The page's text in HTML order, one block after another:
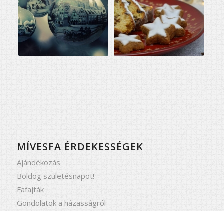
MÍVESFA ÉRDEKESSÉGEK
Ajándékozás
Boldog születésnapot!
Fafajták
Gondolatok a házasságról